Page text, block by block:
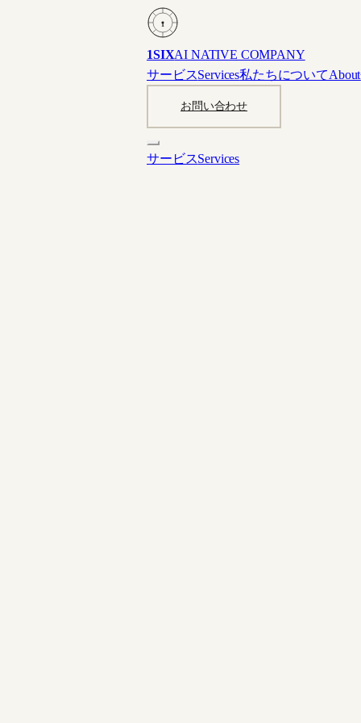
1
1SIXAI NATIVE COMPANY
サービスServices私たちについてAbout
お問い合わせ
サービスServices